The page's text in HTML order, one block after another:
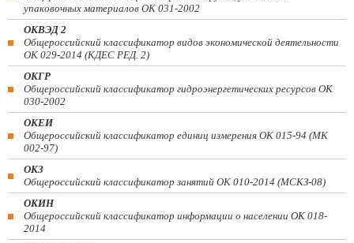
упаковочных материалов ОК 031-2002
ОКВЭД 2
Общероссийский классификатор видов экономической деятельности
ОК 029-2014 (КДЕС РЕД. 2)
ОКГР
Общероссийский классификатор гидроэнергетических ресурсов ОК
030-2002
ОКЕИ
Общероссийский классификатор единиц измерения ОК 015-94 (МК
002-97)
ОКЗ
Общероссийский классификатор занятий ОК 010-2014 (МСКЗ-08)
ОКИН
Общероссийский классификатор информации о населении ОК 018-
2014